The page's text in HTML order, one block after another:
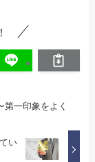
一印象をよく
い